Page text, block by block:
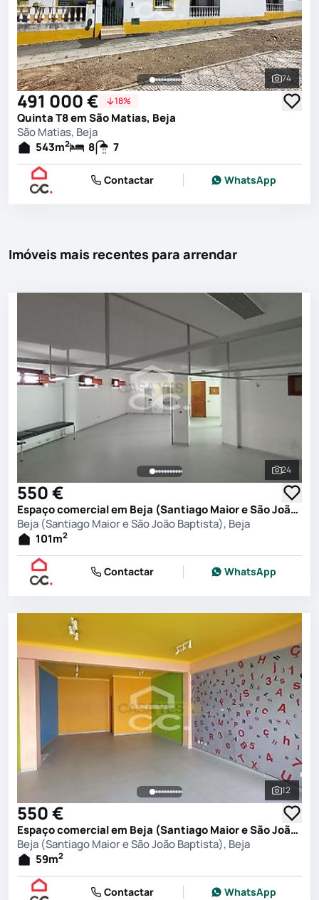
Ver
74
491 000 € 18%
Quinta T8 em São Matias, Beja
São Matias, Beja
543m2 8 7
Contactar WhatsApp
Imóveis mais recentes para arrendar
Ver
24
550 €
Espaço comercial em Beja (Santiago Maior e São João Baptista), Beja
Beja (Santiago Maior e São João Baptista), Beja
101m2
Contactar WhatsApp
Ver
12
550 €
Espaço comercial em Beja (Santiago Maior e São João Baptista), Beja
Beja (Santiago Maior e São João Baptista), Beja
59m2
Contactar WhatsApp